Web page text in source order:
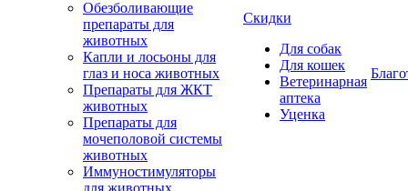
Обезболивающие
препараты для
животных
Капли и лосьоны для
глаз и носа животных
Препараты для ЖКТ
животных
Препараты для
мочеполовой системы
животных
Иммуностимуляторы
для животных
Скидки
Для собак
Для кошек
Ветеринарная
аптека
Уценка